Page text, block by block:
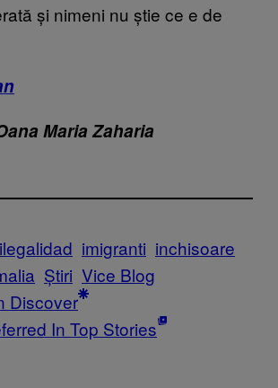
și nimeni nu știe ce e de
Maria Zaharia
ilegalidad imigranti inchisoare
Știri Vice Blog
Discover
In Top Stories